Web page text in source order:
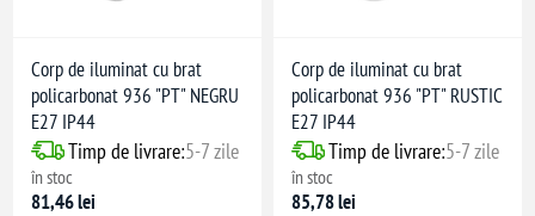
Corp de iluminat cu brat
policarbonat 936 "PT" NEGRU
E27 IP44
Timp de livrare:5-7 zile
în stoc
81,46 lei
Corp de iluminat cu brat
policarbonat 936 "PT" RUSTIC
E27 IP44
Timp de livrare:5-7 zile
în stoc
85,78 lei